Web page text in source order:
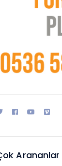
Arananlar